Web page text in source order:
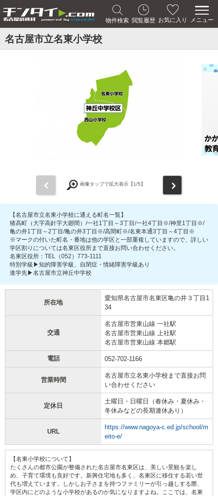
物件検索 閲覧履歴 お気に入り メニュー
名古屋市立名東小学校
画像タップで拡大表示【1/5】
【名古屋市立名東小学校に通える町名一覧】
猪高町（大字高針字大廻間）/一社1丁目～3丁目/一社4丁目※/神里1丁目※/
亀の井1丁目～2丁目/亀の井3丁目※/高間町※/名東本通3丁目～4丁目※
※マークの付いた町名・番地は他の学区と一部重複していますので、詳しい
学区割りについては名東区役所まで直接お問い合わせください。
名東区役所：TEL（052）773-1111
特別学級▶知的障害学級、自閉症・情緒障害学級あり
進学先▶名古屋市立神丘中学校
所在地
愛知県名古屋市名東区亀の井３丁目1
34
交通
名古屋市営東山線 一社駅
名古屋市営東山線 上社駅
名古屋市営東山線 本郷駅
電話 052-702-1166
営業時間
名古屋市立名東小学校まで直接お問
い合わせください
定休日
土曜日・日曜日（春休み・夏休み・
冬休みなどの長期連休あり）
URL
https://www.nagoya-c.ed.jp/school/m
eito-e/
【名東小学校について】
たくさんの都市公園が整備された名古屋市名東区は、美しい景観を楽し
め、子育て環境も良好です。新興住宅地も多く、名東区に移住する若い世
代も増えています。しかしお子さまを持つファミリーが引っ越しする際、
学区内にどのような小学校があるのか気になりますよね。ここでは、名東